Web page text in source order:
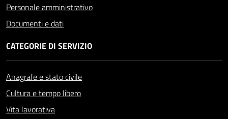
Personale amministrativo
Documenti e dati
CATEGORIE DI SERVIZIO
Anagrafe e stato civile
Cultura e tempo libero
Vita lavorativa